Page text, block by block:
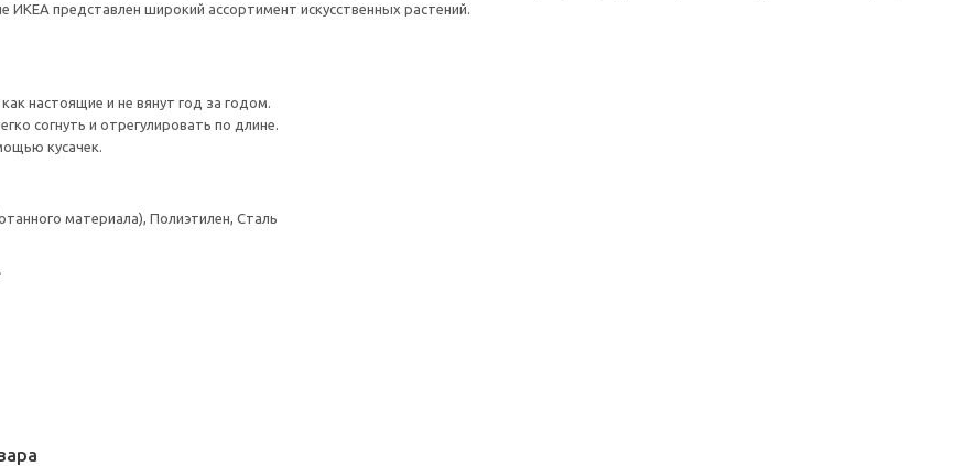
ИКЕА представлен широкий ассортимент искусственных растений.
настоящие и не вянут год за годом.
согнуть и отрегулировать по длине.
кусачек.
материала), Полиэтилен, Сталь